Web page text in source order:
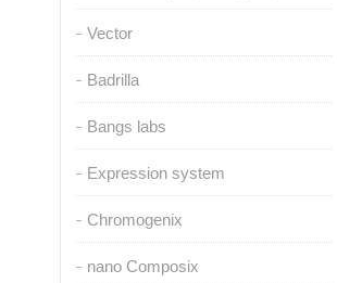
Vector
Badrilla
Bangs labs
Expression system
Chromogenix
nano Composix